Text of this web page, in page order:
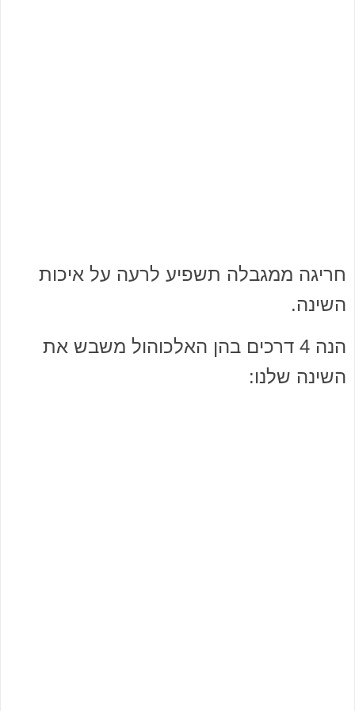
חריגה ממגבלה תשפיע לרעה על איכות
השינה.
הנה 4 דרכים בהן האלכוהול משבש את
השינה שלנו: